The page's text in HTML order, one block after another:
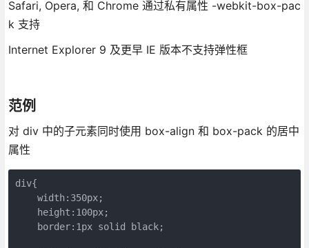
Safari, Opera, 和 Chrome 通过私有属性 -webkit-box-pac
k 支持
Internet Explorer 9 及更早 IE 版本不支持弹性框
范例
对 div 中的子元素同时使用 box-align 和 box-pack 的居中
属性
div{
    width:350px;
    height:100px;
    border:1px solid black;